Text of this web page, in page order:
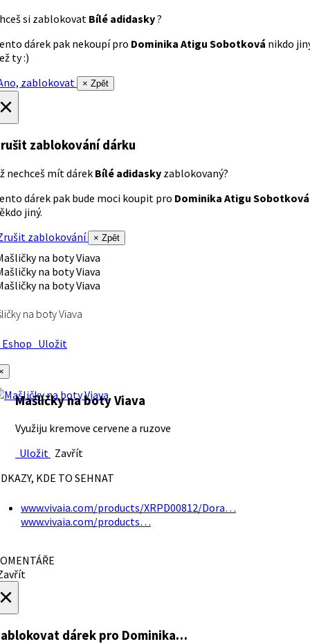
si zablokovat Bílé adidasky?
dárek pak nekoupí pro Dominika Atigu Sobotková nikdo
ty :)
zablokovat
× Zpět
zablokování dárku
nechceš mít dárek Bílé adidasky zablokovaný?
dárek pak bude moci koupit pro Dominika Atigu Sobotková
jiný.
zablokování
× Zpět
na boty Viava
Uložit
Mašličky na boty Viava
Využiju kremove cervene a ruzove
Uložit Zavřít
KDE TO SEHNAT
www.vivaia.com/products/XRPD00812/Dora…
www.vivaia.com/products…
dárek pro Dominika…